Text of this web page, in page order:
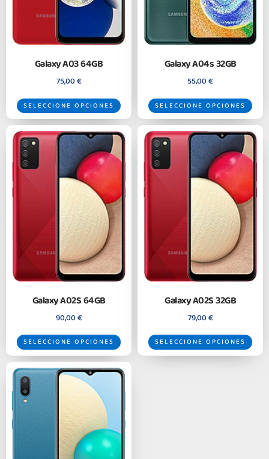
Galaxy A03 64GB
75,00€
SELECCIONE OPCIONES
Galaxy A04s 32GB
55,00€
SELECCIONE OPCIONES
Galaxy A02S 64GB
90,00€
SELECCIONE OPCIONES
Galaxy A02S 32GB
79,00€
SELECCIONE OPCIONES